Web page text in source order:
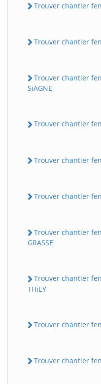
Trouver chantier
Trouver chantier
Trouver chantier
SiAGNE
Trouver chantier
Trouver chantier
Trouver chantier
Trouver chantier
GRASSE
Trouver chantier
THiEY
Trouver chantier
Trouver chantier